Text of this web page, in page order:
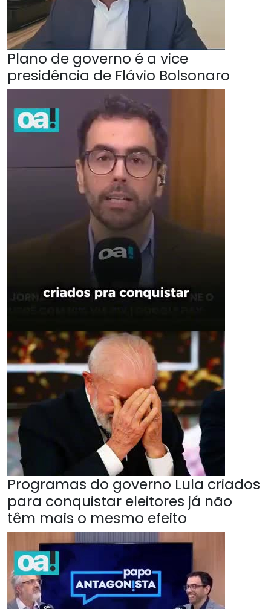
Plano de governo é a vice
presidência de Flávio Bolsonaro
Programas do governo Lula criados
para conquistar eleitores já não
têm mais o mesmo efeito